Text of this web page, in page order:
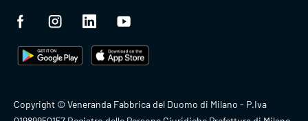
Copyright © Veneranda Fabbrica del Duomo di Milano - P.Iva